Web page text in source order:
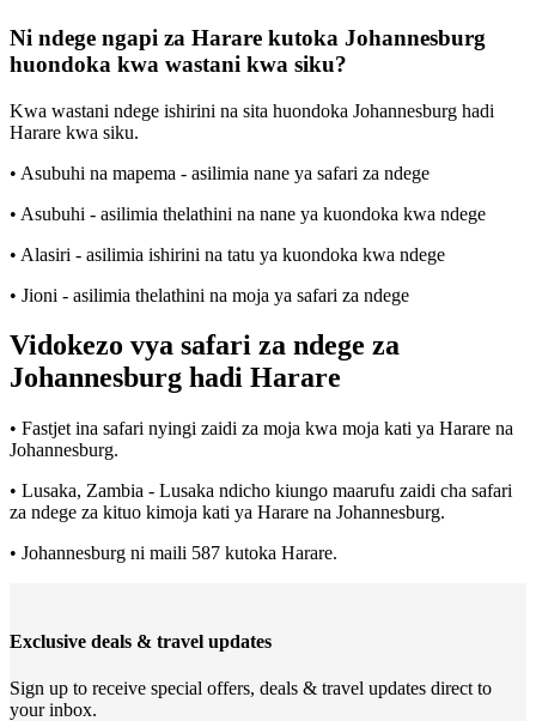
Ni ndege ngapi za Harare kutoka Johannesburg
huondoka kwa wastani kwa siku?
Kwa wastani ndege ishirini na sita huondoka Johannesburg hadi
Harare kwa siku.
• Asubuhi na mapema - asilimia nane ya safari za ndege
• Asubuhi - asilimia thelathini na nane ya kuondoka kwa ndege
• Alasiri - asilimia ishirini na tatu ya kuondoka kwa ndege
• Jioni - asilimia thelathini na moja ya safari za ndege
Vidokezo vya safari za ndege za
Johannesburg hadi Harare
• Fastjet ina safari nyingi zaidi za moja kwa moja kati ya Harare na
Johannesburg.
• Lusaka, Zambia - Lusaka ndicho kiungo maarufu zaidi cha safari
za ndege za kituo kimoja kati ya Harare na Johannesburg.
• Johannesburg ni maili 587 kutoka Harare.
Exclusive deals & travel updates
Sign up to receive special offers, deals & travel updates direct to
your inbox.